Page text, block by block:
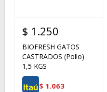
$ 1.250
BIOFRESH GATOS
CASTRADOS (Pollo)
1,5 KGS
$ 1.063